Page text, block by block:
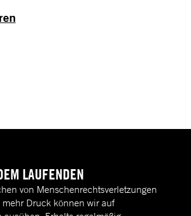
LAUFENDEN
von Menschenrechtsverletzungen
mehr Druck können wir auf